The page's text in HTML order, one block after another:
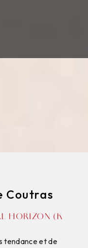
Coutras
HORIZON (K
tendance et de